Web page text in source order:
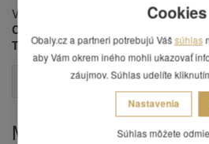
Vázací pásky jsou vhodné pro
CYKLOP, SMB, FERAG, STRAPEX ,
TRANSPAK, REISOPACK, ZAPAK,
Mohlo by Vás zaujímať
Cookies
Obaly.cz a partneri potrebujú Vášsúhlas
aby Vám okrem iného mohli ukazovať
záujmov. Súhlas udelíte
Nastavenia
Súhlas môžete